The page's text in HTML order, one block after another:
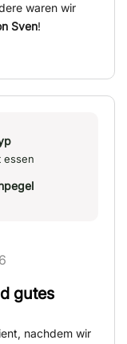
waren wir
Sven!
essen
gutes
nachdem wir